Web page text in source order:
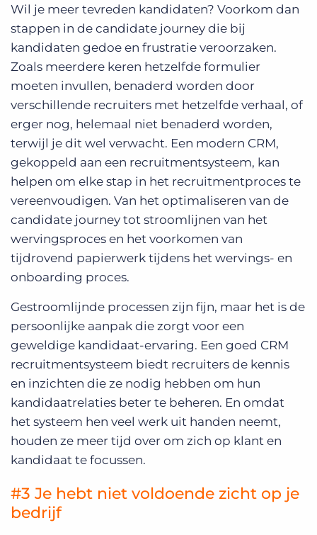
Wil je meer tevreden kandidaten? Voorkom dan
stappen in de candidate journey die bij
kandidaten gedoe en frustratie veroorzaken.
Zoals meerdere keren hetzelfde formulier
moeten invullen, benaderd worden door
verschillende recruiters met hetzelfde verhaal, of
erger nog, helemaal niet benaderd worden,
terwijl je dit wel verwacht. Een modern CRM,
gekoppeld aan een recruitmentsysteem, kan
helpen om elke stap in het recruitmentproces te
vereenvoudigen. Van het optimaliseren van de
candidate journey tot stroomlijnen van het
wervingsproces en het voorkomen van
tijdrovend papierwerk tijdens het wervings- en
onboarding proces.
Gestroomlijnde processen zijn fijn, maar het is de
persoonlijke aanpak die zorgt voor een
geweldige kandidaat-ervaring. Een goed CRM
recruitmentsysteem biedt recruiters de kennis
en inzichten die ze nodig hebben om hun
kandidaatrelaties beter te beheren. En omdat
het systeem hen veel werk uit handen neemt,
houden ze meer tijd over om zich op klant en
kandidaat te focussen.
#3 Je hebt niet voldoende zicht op je
bedrijf